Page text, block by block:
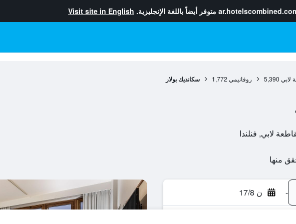
متوفر أيضاً باللغة الإنجليزية. Visit site in English
لابي 5,390 روفانيمي 1,772 سكانديك بولار
- ن 17/8